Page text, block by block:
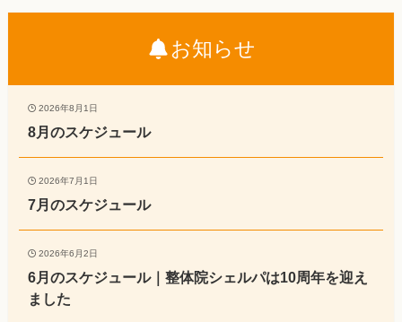
お知らせ
2026年8月1日
8月のスケジュール
2026年7月1日
7月のスケジュール
2026年6月2日
6月のスケジュール｜整体院シェルパは10周年を迎え
ました